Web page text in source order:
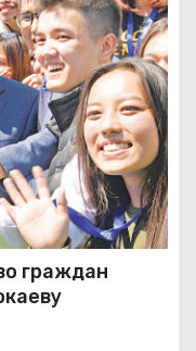
граждан